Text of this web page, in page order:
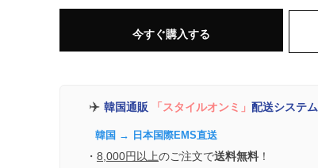
今すぐ購入する
✈️ 韓国通販 「スタイルオンミ」 配送システム
韓国 → 日本国際EMS直送
・ 8,000円以上のご注文で送料無料 ！